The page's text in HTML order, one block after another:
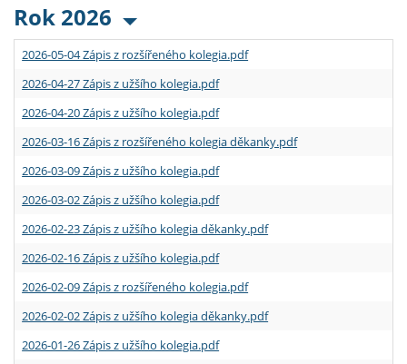
Rok 2026
2026-05-04 Zápis z rozšířeného kolegia.pdf
2026-04-27 Zápis z užšího kolegia.pdf
2026-04-20 Zápis z užšího kolegia.pdf
2026-03-16 Zápis z rozšířeného kolegia děkanky.pdf
2026-03-09 Zápis z užšího kolegia.pdf
2026-03-02 Zápis z užšího kolegia.pdf
2026-02-23 Zápis z užšího kolegia děkanky.pdf
2026-02-16 Zápis z užšího kolegia.pdf
2026-02-09 Zápis z rozšířeného kolegia.pdf
2026-02-02 Zápis z užšího kolegia děkanky.pdf
2026-01-26 Zápis z užšího kolegia.pdf